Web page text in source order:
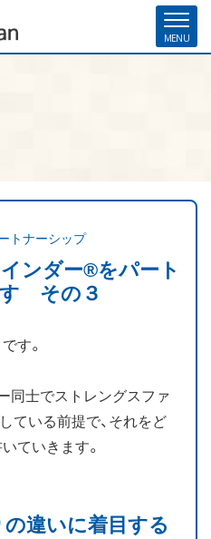
グスファインダー®）
トナーシップ
ンダー®をパート
その３
す。
同士でストレングスファ
ている前提で、それをど
ていきます。
違いに着目する